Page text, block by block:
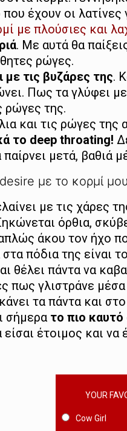
που έχουν οι λατίνες
με πλούσιες και
. Με αυτά θα
ρώγες.
με τις βυζάρες της.
Πως τα γλύφει
ρώγες της.
και τις ρώγες
το deep throating!
μετά, βαθιά
με το κορμί
με τις χάρες
όρθια,
άκου τον ήχο
πόδια της είναι
θέλει πάντα να
πως γλιστράνε
τα πάντα και
σήμερα το πιο
έτοιμος και να
YOUR
Cow Girl